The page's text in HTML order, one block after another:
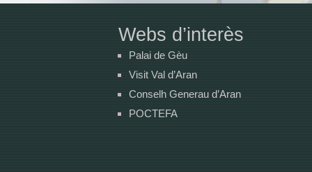
Webs d’interès
Palai de Gèu
Visit Val d’Aran
Conselh Generau d’Aran
POCTEFA